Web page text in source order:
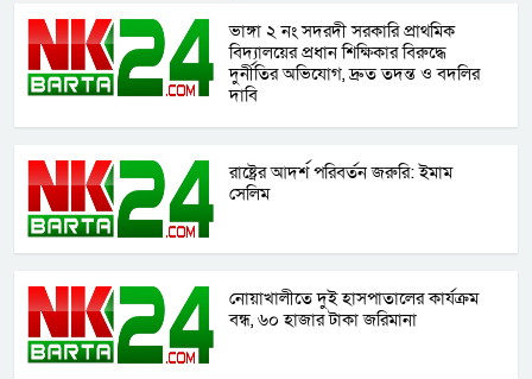
ভাঙ্গা ২ নং সদরদী সরকারি প্রাথমিক
বিদ্যালয়ের প্রধান শিক্ষিকার বিরুদ্ধে
দুর্নীতির অভিযোগ, দ্রুত তদন্ত ও বদলির
দাবি
রাষ্ট্রের আদর্শ পরিবর্তন জরুরি: ইমাম
সেলিম
নোয়াখালীতে দুই হাসপাতালের কার্যক্রম
বন্ধ, ৬০ হাজার টাকা জরিমানা